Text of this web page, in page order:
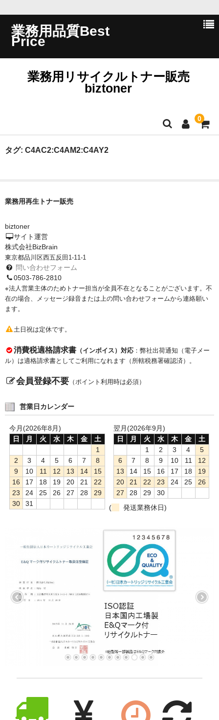
業務用品質Best
Price
業務用リサイクルトナー販売
biztoner
0
ホーム
PrivacyPolicy
特定商取引法に基づく表示
よくある質問
保証受付中
トナー・ドラム交換・修理
プリンタ補償
貴社都合返品
動画で分かる
トナー再生の流れ
もっと安い販売店があります。何が違うのですか？
リサイクルトナーで経費削減
リサイクルトナーの評価
リサイクルトナーを使える会社、使えない会社
全国発送・送料無料
印字枚数について
対応プリンターメーカー
見積書発行依頼
なぜ業務用を選ぶべき？
タグ: C4AC2:C4AM2:C4AY2
業務用再生トナー販売
biztoner
サイト運営
株式会社BizBrain
東京都品川区西五反田1-11-1
問い合わせフォーム
0503-786-2810
※法人営業主体のためトナー担当が全員不在となることがございます。不
在の場合、メッセージ録音または上の問い合わせフォームから連絡願い
ます。
土日祝は定休です。
消費税適格請求書 （インボイス）対応 ：弊社出荷通知（電子メー
ル）は適格請求書としてご利用になれます（所轄税務署確認済）。
会員登録不要 （ポイント利用時は必須）
営業日カレンダー
今月(2026年8月)
日
月 火 水 木 金
土
1
2
3 4 5 6 7
8
9
10 11 12 13 14
15
16
17 18 19 20 21
22
23
24 25 26 27 28
29
30
31
翌月(2026年9月)
日
月 火 水 木 金
土
1
2 3 4
5
6
7 8 9 10 11
12
13
14 15 16 17 18
19
20
21 22 23 24 25
26
27
28 29
30
(
発送業務休日)